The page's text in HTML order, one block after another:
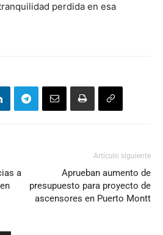
perdida en esa
a
Artículo siguiente
Aprueban aumento de
presupuesto para proyecto de
ascensores en Puerto Montt